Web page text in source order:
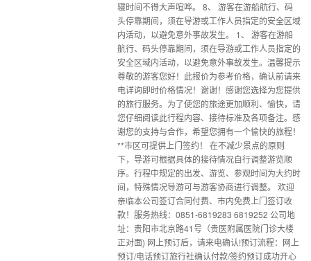
寝时间不得大声喧哗。 8、 游客在游船航行、码
头停靠期间，须在导游或工作人员指定的安全区域
内活动，以避免意外事故发生。 1、 游客在游船
航行、码头停靠期间，须在导游或工作人员指定的
安全区域内活动，以避免意外事故发生。温馨提示
尊敬的游客您好！此报价为参考价格，确认前请来
电详询即时价格情况！谢谢！感谢您选择为您提供
的旅行服务。为了使您的旅途更加顺利、愉快，请
您仔细阅读此行程内容、接待标准及各项备注。感
谢您的支持与合作，希望您拥有一个愉快的旅程！
**市区可提供上门签约！ 在不减少景点的原则
下，导游可根据具体的接待情况自行调整游览顺
序。行程中规定的出发、游览、参观时间为大约时
间，特殊情况导游可与游客协商进行调整。 欢迎
亲临本公司签订合同付费、市内免费上门签订收
款！服务热线：0851-6819283 6819252 公司地
址：贵阳市北京路41号（贵医附属医院门诊大楼
正对面) 网上预订后，请来电确认!预订流程：网上
预订/电话预订旅行社确认付款/签约预订成功开心